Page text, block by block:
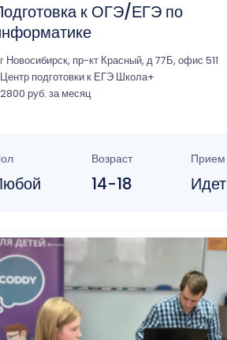
к ОГЭ/ЕГЭ по
г Новосибирск, пр-кт Красный, д 77Б, офис 511
Центр подготовки к ЕГЭ Школа+
2800 руб. за месяц
Возраст
14-18
Прием
Идет